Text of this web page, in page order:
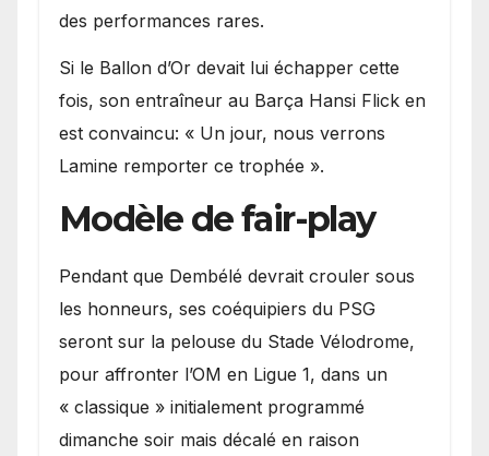
des performances rares.
Si le Ballon d’Or devait lui échapper cette
fois, son entraîneur au Barça Hansi Flick en
est convaincu: « Un jour, nous verrons
Lamine remporter ce trophée ».
Modèle de fair-play
Pendant que Dembélé devrait crouler sous
les honneurs, ses coéquipiers du PSG
seront sur la pelouse du Stade Vélodrome,
pour affronter l’OM en Ligue 1, dans un
« classique » initialement programmé
dimanche soir mais décalé en raison